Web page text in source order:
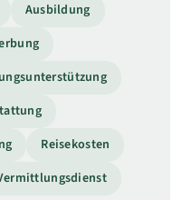
Ausbildung
Reisekosten